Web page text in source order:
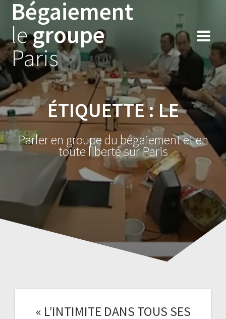
Skip
to
Bégaiement
legroupe
Paris
ÉTIQUETTE :LE
Parler en groupe du bégaiement et en
toute liberté sur Paris
« L’INTIMITE DANS TOUS SES